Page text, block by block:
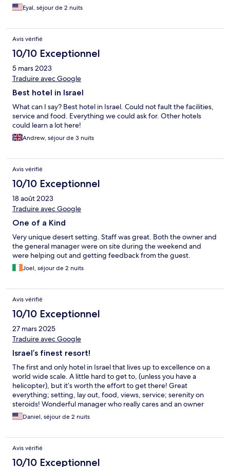
Eyal, séjour de 2 nuits
Avis vérifié
10/10 Exceptionnel
5 mars 2023
Traduire avec Google
Best hotel in Israel
What can I say? Best hotel in Israel. Could not fault the facilities,
service and food. Everything we could ask for. Other hotels
could learn a lot here!
Andrew, séjour de 3 nuits
Avis vérifié
10/10 Exceptionnel
18 août 2023
Traduire avec Google
One of a Kind
Very unique desert setting. Staff was great. Both the owner and
the general manager were on site during the weekend and
were helping out and getting feedback from the guest.
Joel, séjour de 2 nuits
Avis vérifié
10/10 Exceptionnel
27 mars 2025
Traduire avec Google
Israel’s finest resort!
The first and only hotel in Israel that lives up to excellence on a
world wide scale. A little hard to get to, (unless you have a
helicopter), but it’s worth the effort to get there! Great
everything; setting, lay out, food, views, service; serenity on
steroids! Wonderful manager who really cares and an owner
with incredible vision and fabulous guts to get this fabulous
resort built! Hats off!
Daniel, séjour de 2 nuits
Avis vérifié
10/10 Exceptionnel